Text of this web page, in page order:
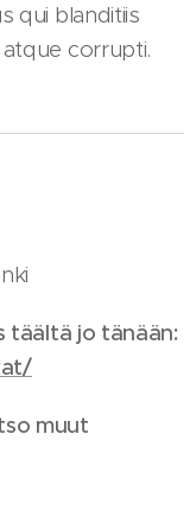
qui blanditiis
corrupti.
täältä jo tänään:
muut